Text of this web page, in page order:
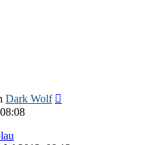
Dark Wolf